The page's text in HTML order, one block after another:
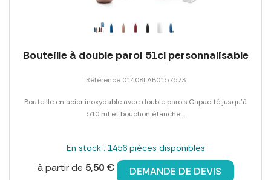
Bouteille à double paroi 51cl personnalisable
Référence 01408LAB0157573
Bouteille en acier inoxydable avec double parois.Capacité jusqu'à
510 ml et bouchon étanche....
En stock : 1456 pièces disponibles
à partir de 5,50 € DEMANDE DE DEVIS